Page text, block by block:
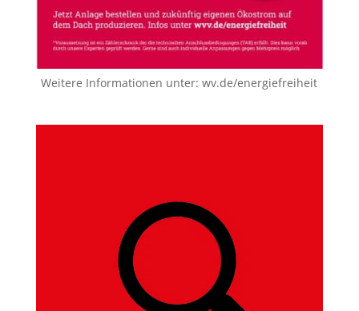
Weitere Informationen unter:wv.de/energiefreiheit